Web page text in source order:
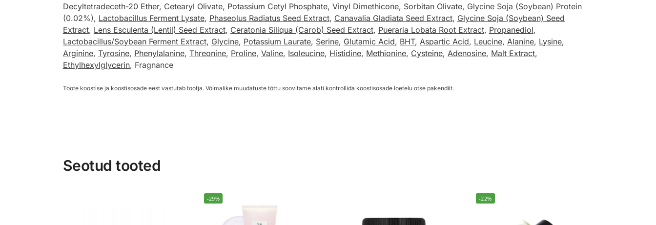
Decyltetradeceth-20 Ether, Cetearyl Olivate, Potassium Cetyl Phosphate, Vinyl Dimethicone, Sorbitan Olivate, Glycine Soja (Soybean) Protein
(0.02%), Lactobacillus Ferment Lysate, Phaseolus Radiatus Seed Extract, Canavalia Gladiata Seed Extract, Glycine Soja (Soybean) Seed
Extract, Lens Esculenta (Lentil) Seed Extract, Ceratonia Siliqua (Carob) Seed Extract, Pueraria Lobata Root Extract, Propanediol,
Lactobacillus/Soybean Ferment Extract, Glycine, Potassium Laurate, Serine, Glutamic Acid, BHT, Aspartic Acid, Leucine, Alanine, Lysine,
Arginine, Tyrosine, Phenylalanine, Threonine, Proline, Valine, Isoleucine, Histidine, Methionine, Cysteine, Adenosine, Malt Extract,
Ethylhexylglycerin, Fragnance
Toote koostise ja koostisosade eest vastutab tootja. Võimalike muudatuste tõttu soovitame alati kontrollida koostisosade loetelu otse pakendilt.
Seotud tooted
-29% -22%